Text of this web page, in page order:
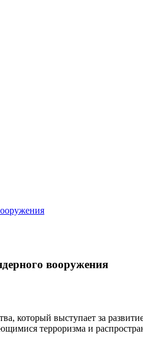
вооружения
который выступает за
терроризма и